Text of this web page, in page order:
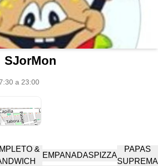
SJorMon
a 23:00
&
EMPANADASPIZZA
PAPAS
SUPREMA